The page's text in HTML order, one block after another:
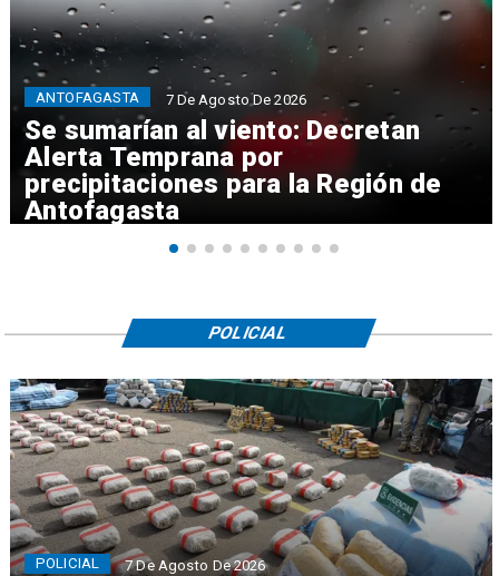
Se sumarían al viento: Decretan
Alerta Temprana por
precipitaciones para la Región de
Antofagasta
ANTOFAGASTA 7 De Agosto De 2026
POLICIAL 7 De Agosto De 2026
POLICIAL